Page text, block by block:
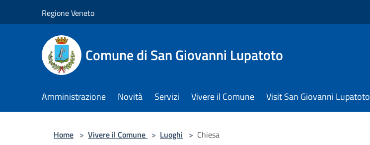
Regione Veneto
Comune di San Giovanni Lupatoto
Amministrazione Novità Servizi Vivere il Comune Visit San Giovanni Lupatoto
Home > Vivere il Comune > Luoghi > Chiesa